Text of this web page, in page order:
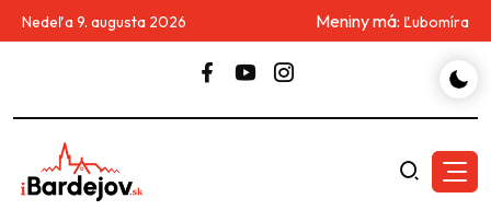
Nedeľa 9. augusta 2026 Meniny má: Ľubomíra